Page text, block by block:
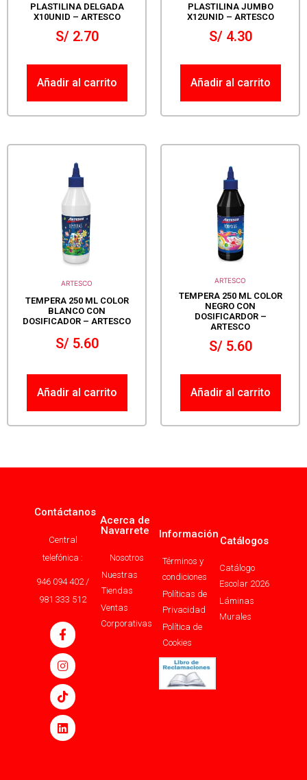
PLASTILINA DELGADA
X10UNID – ARTESCO
S/2.70
Añadir al carrito
PLASTILINA JUMBO
X12UNID – ARTESCO
S/4.30
Añadir al carrito
ARTESCO
TEMPERA 250 ML COLOR
BLANCO CON
DOSIFICADOR – ARTESCO
S/5.60
Añadir al carrito
ARTESCO
TEMPERA 250 ML COLOR
NEGRO CON
DOSIFICARDOR –
ARTESCO
S/5.60
Añadir al carrito
Contáctanos
Central
telefónica :
946 094 402 /
981 333 512
Acerca de
Navarrete
Nosotros
Nuestras
Tiendas
Ventas
Corporativas
Información
Términos y
condiciones
Políticas de
Privacidad
Política de
Cookies
Catálogos
Catálogo
Escolar 2026
Láminas
Murales